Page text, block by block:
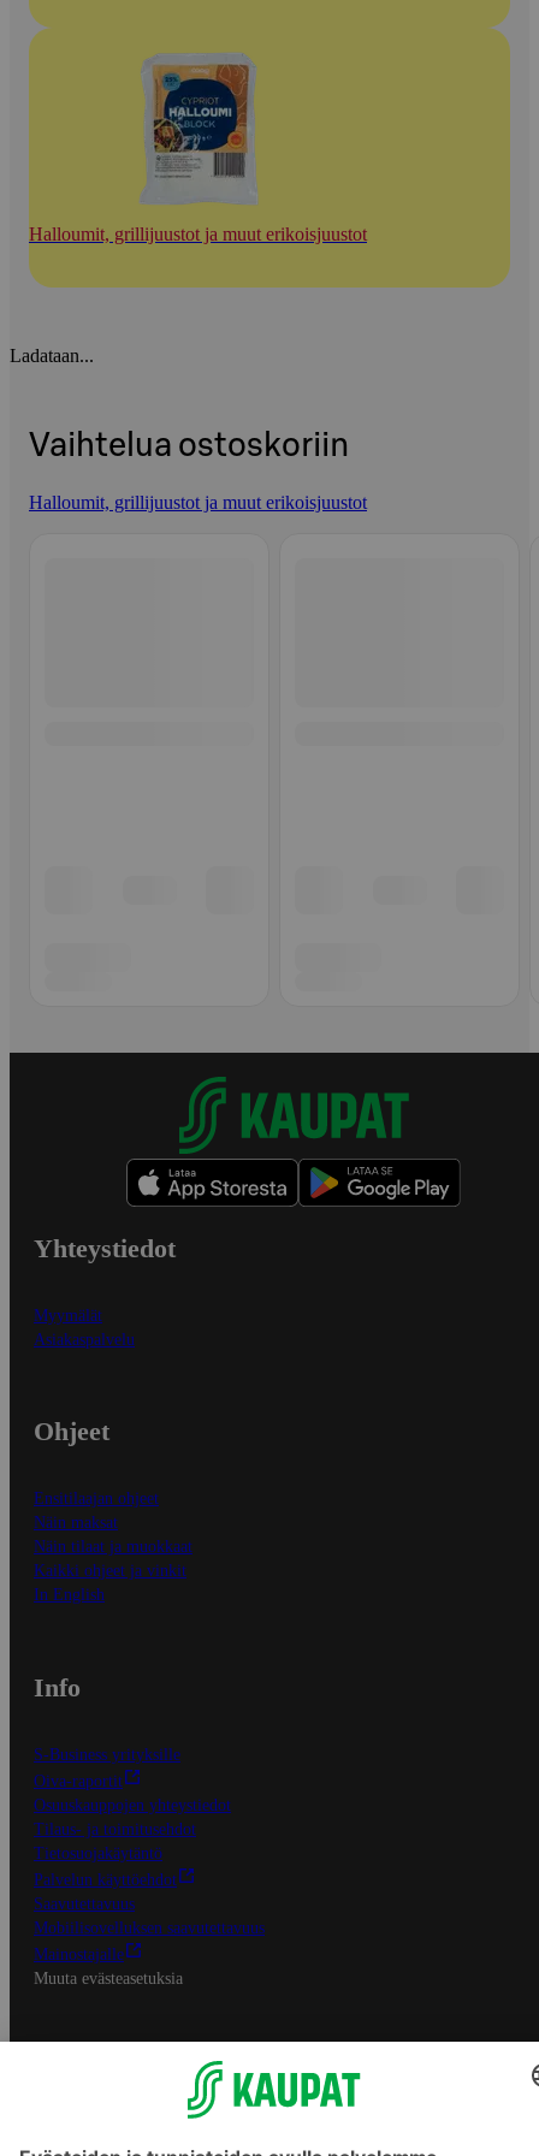
Halloumit, grillijuustot ja muut erikoisjuustot
Ladataan...
Vaihtelua ostoskoriin
Halloumit, grillijuustot ja muut erikoisjuustot
Yhteystiedot
Myymälät
Asiakaspalvelu
Ohjeet
Ensitilaajan ohjeet
Näin maksat
Näin tilaat ja muokkaat
Kaikki ohjeet ja vinkit
In English
Info
S-Business yrityksille
Oiva-raportit
Osuuskauppojen yhteystiedot
Tilaus- ja toimitusehdot
Tietosuojakäytäntö
Palvelun käyttöehdot
Saavutettavuus
Mobiilisovelluksen saavutettavuus
Mainostajalle
Muuta evästeasetuksia
S-ryhmän palvelut